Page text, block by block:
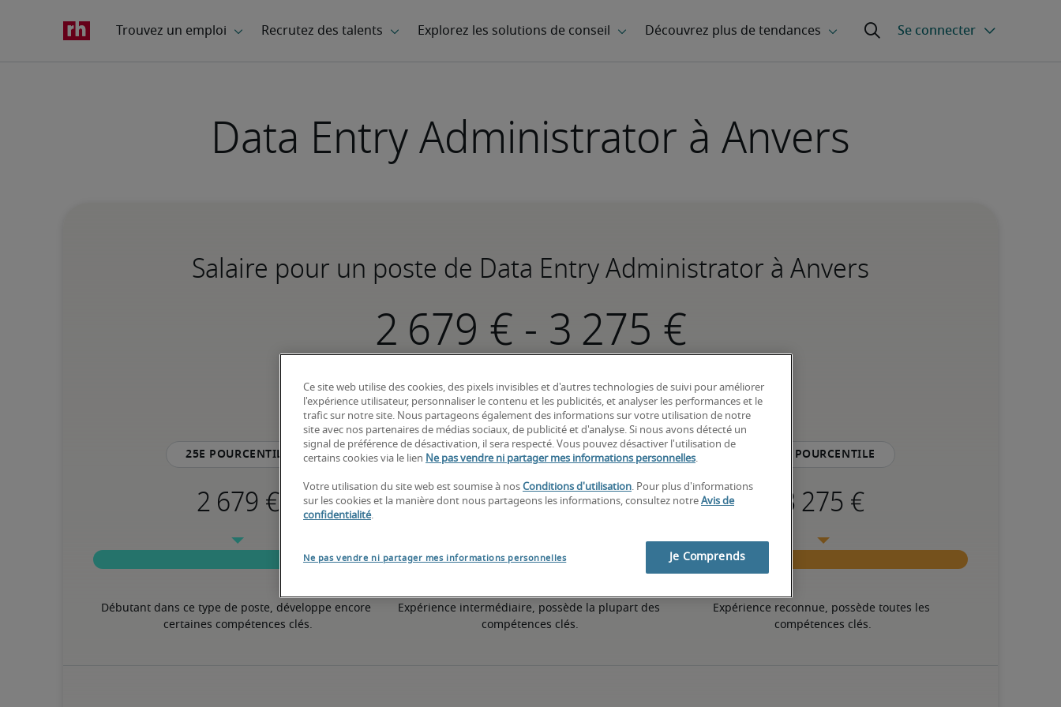
Data Entry Administrator à Anvers
Salaire pour un poste de Data Entry Administrator à Anvers
-
5% supérieur à la moyenne nationale
25e pourcentile
Débutant dans ce type de poste, développe encore
certaines compétences clés.
50e pourcentile
Expérience intermédiaire, possède la plupart des
compétences clés.
75e pourcentile
Expérience reconnue, possède toutes les
compétences clés.
Ce site web utilise des cookies, des pixels invisibles et d'autres technologies de suivi pour améliorer
l'expérience utilisateur, personnaliser le contenu et les publicités, et analyser les performances et le
trafic sur notre site. Nous partageons également des informations sur votre utilisation de notre
site avec nos partenaires de médias sociaux, de publicité et d'analyse. Si nous avons détecté un
signal de préférence de désactivation, il sera respecté. Vous pouvez désactiver l'utilisation de
certains cookies via le lien Ne pas vendre ni partager mes informations personnelles.
Votre utilisation du site web est soumise à nos Conditions d'utilisation. Pour plus d'informations
sur les cookies et la manière dont nous partageons les informations, consultez notre Avis de
confidentialité.
Ne pas vendre ni partager mes informations personnelles Je Comprends